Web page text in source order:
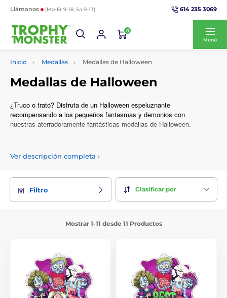
Llámanos (Mo-Fr 9-18, Sa 9-13) 614 235 3069
0
Menú
Inicio Medallas Medallas de Halloween
Medallas de Halloween
¿Truco o trato? Disfruta de un Halloween espeluznante
recompensando a los pequeños fantasmas y demonios con
nuestras aterradoramente fantásticas medallas de Halloween.
más información sobre esto contacta al Monstruo que estará
encantado de asustarte más!
Ver descripción completa ›
Filtro Clasificar por
Mostrar 1-11 desde 11 Productos